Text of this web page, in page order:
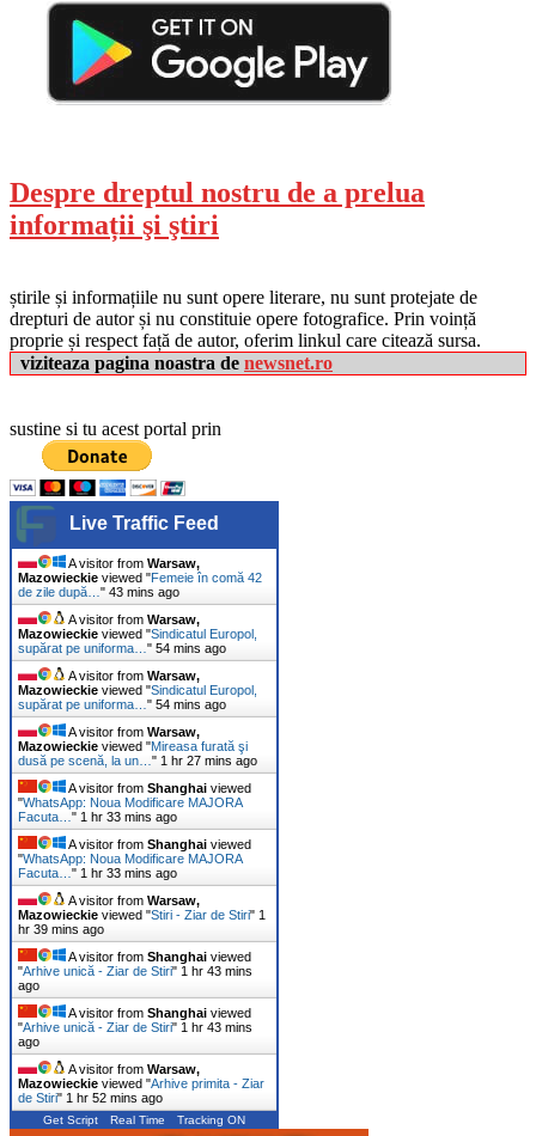
Despre dreptul nostru de a prelua
informații şi ştiri
știrile și informațiile nu sunt opere literare, nu sunt protejate de
drepturi de autor și nu constituie opere fotografice. Prin voință
proprie și respect față de autor, oferim linkul care citează sursa.
viziteaza pagina noastra de newsnet.ro
sustine si tu acest portal prin
Live Traffic Feed
A visitor from Warsaw,
Mazowieckie viewed "Femeie în comă 42
de zile după… " 43 mins ago
A visitor from Warsaw,
Mazowieckie viewed "Sindicatul Europol,
supărat pe uniforma… " 54 mins ago
A visitor from Warsaw,
Mazowieckie viewed "Sindicatul Europol,
supărat pe uniforma… " 54 mins ago
A visitor from Warsaw,
Mazowieckie viewed "Mireasa furată şi
dusă pe scenă, la un… " 1 hr 27 mins ago
A visitor from Shanghai viewed
"WhatsApp: Noua Modificare MAJORA
Facuta… " 1 hr 33 mins ago
A visitor from Shanghai viewed
"WhatsApp: Noua Modificare MAJORA
Facuta… " 1 hr 33 mins ago
A visitor from Warsaw,
Mazowieckie viewed "Stiri - Ziar de Stiri" 1
hr 39 mins ago
A visitor from Shanghai viewed
"Arhive unică - Ziar de Stiri" 1 hr 43 mins
ago
A visitor from Shanghai viewed
"Arhive unică - Ziar de Stiri" 1 hr 43 mins
ago
A visitor from Warsaw,
Mazowieckie viewed "Arhive primita - Ziar
de Stiri" 1 hr 52 mins ago
Get Script Real Time Tracking ON